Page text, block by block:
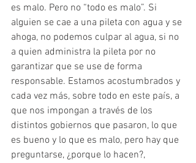
es malo. Pero no “todo es malo”. Si
alguien se cae a una pileta con agua y se
ahoga, no podemos culpar al agua, si no
a quien administra la pileta por no
garantizar que se use de forma
responsable. Estamos acostumbrados y
cada vez más, sobre todo en este país, a
que nos impongan a través de los
distintos gobiernos que pasaron, lo que
es bueno y lo que es malo, pero hay que
preguntarse, ¿porque lo hacen?,